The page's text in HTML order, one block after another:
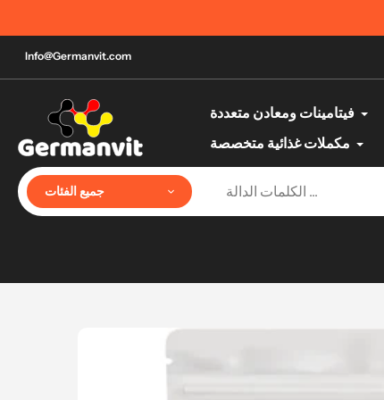
إلى
المحتوىInfo@Germanvit.com
فيتامينات ومعادن متعددة
مكملات غذائية متخصصة
جميع الفئات